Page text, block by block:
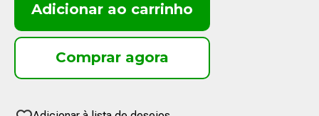
Adicionar ao carrinho